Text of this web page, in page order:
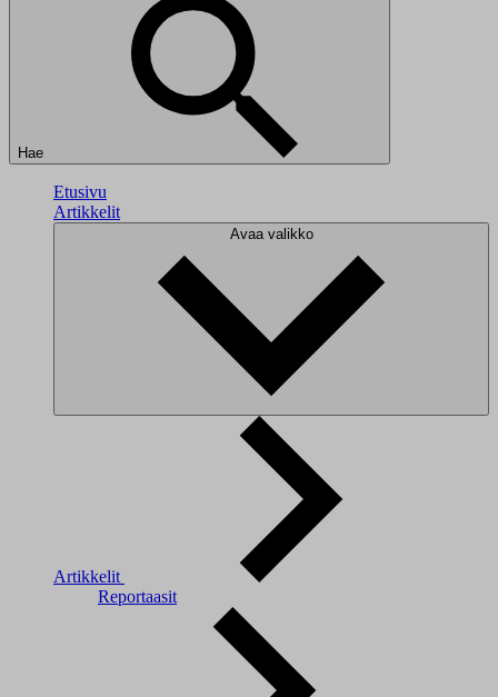
Hae
Etusivu
Artikkelit
Avaa valikko
Artikkelit
Reportaasit